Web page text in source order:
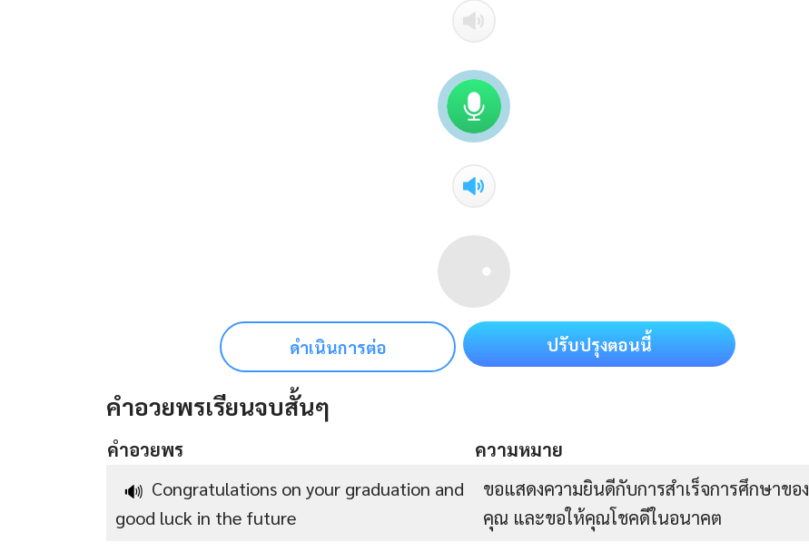
ดำเนินการต่อ ปรับปรุงตอนนี้
คำอวยพรเรียนจบสั้นๆ
คำอวยพร
ความหมาย
🔊 Congratulations on your graduation and
good luck in the future
ขอแสดงความยินดีกับการสำเร็จการศึกษาของ
คุณ และขอให้คุณโชคดีในอนาคต